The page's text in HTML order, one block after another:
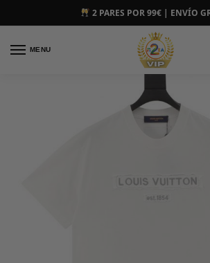
2 PARES POR 99€ | ENVÍO
MENU